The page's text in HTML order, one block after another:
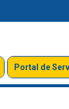
Portal de